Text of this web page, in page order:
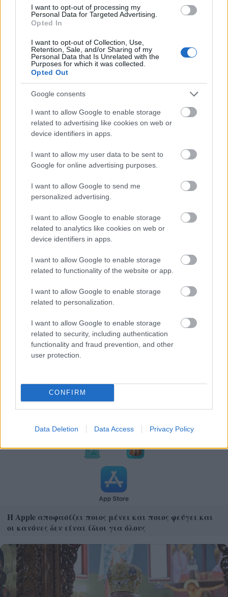
I want to opt-out of processing my
Personal Data for Targeted Advertising.
Opted In
I want to opt-out of Collection, Use,
Retention, Sale, and/or Sharing of my
Personal Data that Is Unrelated with the
Purposes for which it was collected.
Opted Out
Google consents
I want to allow Google to enable storage
related to advertising like cookies on web or
device identifiers in apps.
I want to allow my user data to be sent to
Google for online advertising purposes.
I want to allow Google to send me
personalized advertising.
I want to allow Google to enable storage
related to analytics like cookies on web or
device identifiers in apps.
I want to allow Google to enable storage
related to functionality of the website or app.
I want to allow Google to enable storage
related to personalization.
I want to allow Google to enable storage
related to security, including authentication
functionality and fraud prevention, and other
user protection.
CONFIRM
Data Deletion Data Access Privacy Policy
μαθηματικά αινίγματα δεκαετιών
Αρχιερατική Θεία Λειτουργία στον Αγιο Αιμιλιανό
Πάτρας ΦΩΤΟ
Η Apple αποφασίζει ποιος μένει και ποιος φεύγει και
οι κανόνες δεν είναι ίδιοι για όλους